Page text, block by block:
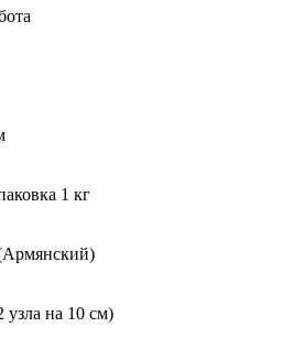
1 кг
узла на 10 см)